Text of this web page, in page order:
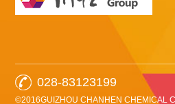
028-83123199
©2016GUIZHOU CHANHEN CHEMICAL